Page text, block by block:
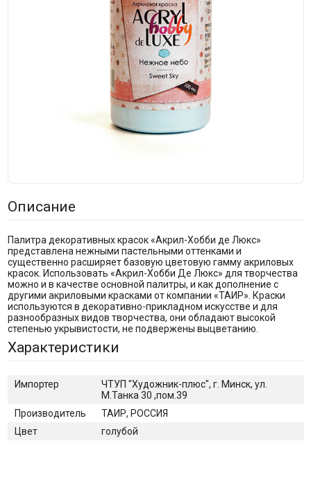
Описание
Палитра декоративных красок «Акрил-Хобби де Люкс»
представлена нежными пастельными оттенками и
существенно расширяет базовую цветовую гамму акриловых
красок. Использовать «Акрил-Хобби Де Люкс» для творчества
можно и в качестве основной палитры, и как дополнение с
другими акриловыми красками от компании «ТАИР». Краски
используются в декоративно-прикладном искусстве и для
разнообразных видов творчества, они обладают высокой
степенью укрывистости, не подвержены выцветанию.
Характеристики
Импортер
ЧТУП "Художник-плюс", г. Минск, ул.
М.Танка 30 ,пом.39
Производитель
ТАИР, РОССИЯ
Цвет
голубой